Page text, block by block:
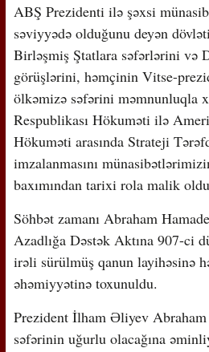
ABŞ Prezidenti ilə şəxsi
səviyyədə olduğunu deyən
Birləşmiş Ştatlara səfərlərini və
görüşlərini, həmçinin Vitse-
ölkəmizə səfərini məmnunluqla
Respublikası Hökuməti ilə
Hökuməti arasında Strateji
imzalanmasını
baxımından tarixi rola malik
Söhbət zamanı Abraham
Azadlığa Dəstək Aktına 907-ci
irəli sürülmüş qanun layihəsinə
əhəmiyyətinə toxunuldu.
Prezident İlham Əliyev
səfərinin uğurlu olacağına